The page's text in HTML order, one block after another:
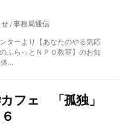
/事務局通信
ターより【あなたのやる気応
ふらっとＮＰＯ教室】のお知
...
フェ 「孤独」